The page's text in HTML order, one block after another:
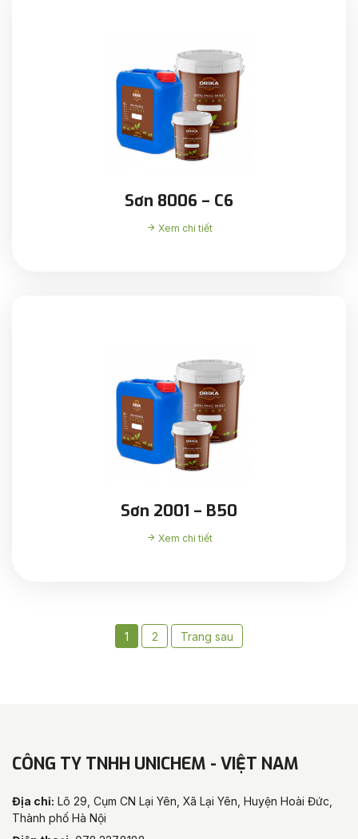
Sơn 8006 – C6
Xem chi tiết
Sơn 2001 – B50
Xem chi tiết
1 2 Trang sau
CÔNG TY TNHH UNICHEM - VIỆT NAM
Địa chỉ: Lô 29, Cụm CN Lại Yên, Xã Lại Yên, Huyện Hoài Đức,
Thành phố Hà Nội